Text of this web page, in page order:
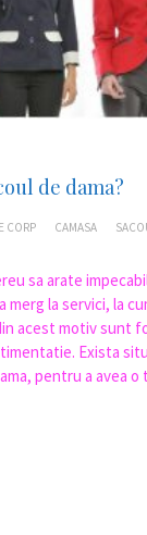
de dama?
CORP CAMASA
sa arate
la servici, la
acest motiv sunt
Exista
pentru a avea